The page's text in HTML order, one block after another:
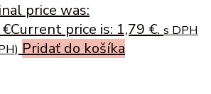
price was:
€Current price is: 1,79 €. s DPH
Pridať do košíka